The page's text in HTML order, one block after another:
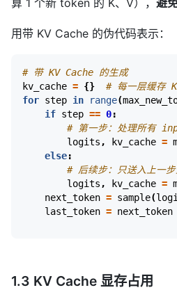
用带 KV Cache 的伪代码表示：
# 带 KV Cache 的生成
kv_cache = {}
# 每一层缓存
for step in range(
if step == 0:
# 第一步：处理所有
logits , kv_cache =
else:
# 后续步：只送入上一
logits , kv_cache =
next_token = sample(
last_token = next_token
1.3 KV Cache 显存占用